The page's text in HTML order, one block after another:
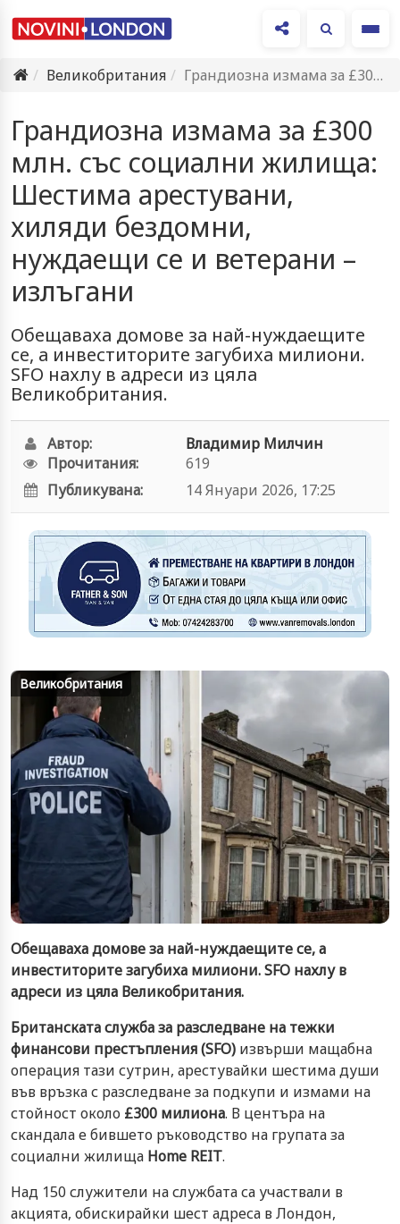
Великобритания
Грандиозна измама за £300 млн. със социални жилища: Шестима арестувани,…
Грандиозна измама за £300
млн. със социални жилища:
Шестима арестувани,
хиляди бездомни,
нуждаещи се и ветерани –
излъгани
Обещаваха домове за най-нуждаещите
се, а инвеститорите загубиха милиони.
SFO нахлу в адреси из цяла
Великобритания.
Автор:
Владимир Милчин
Прочитания:
619
Публикувана:
14 Януари 2026, 17:25
Великобритания
Обещаваха домове за най-нуждаещите се, а
инвеститорите загубиха милиони. SFO нахлу в
адреси из цяла Великобритания.
Британската служба за разследване на тежки
финансови престъпления (SFO) извърши мащабна
операция тази сутрин, арестувайки шестима души
във връзка с разследване за подкупи и измами на
стойност около £300 милиона. В центъра на
скандала е бившето ръководство на групата за
социални жилища Home REIT.
Над 150 служители на службата са участвали в
акцията, обискирайки шест адреса в Лондон,